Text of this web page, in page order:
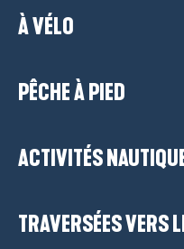
À VÉLO
PÊCHE À PIED
ACTIVITÉS
TRAVERSÉES VERS
Cap Ouest
avec le groupe de chants
de
et leur ballet mystérieux,